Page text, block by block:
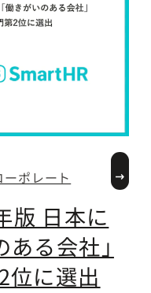
ーポレート
版 日本に
る会社」
位に選出